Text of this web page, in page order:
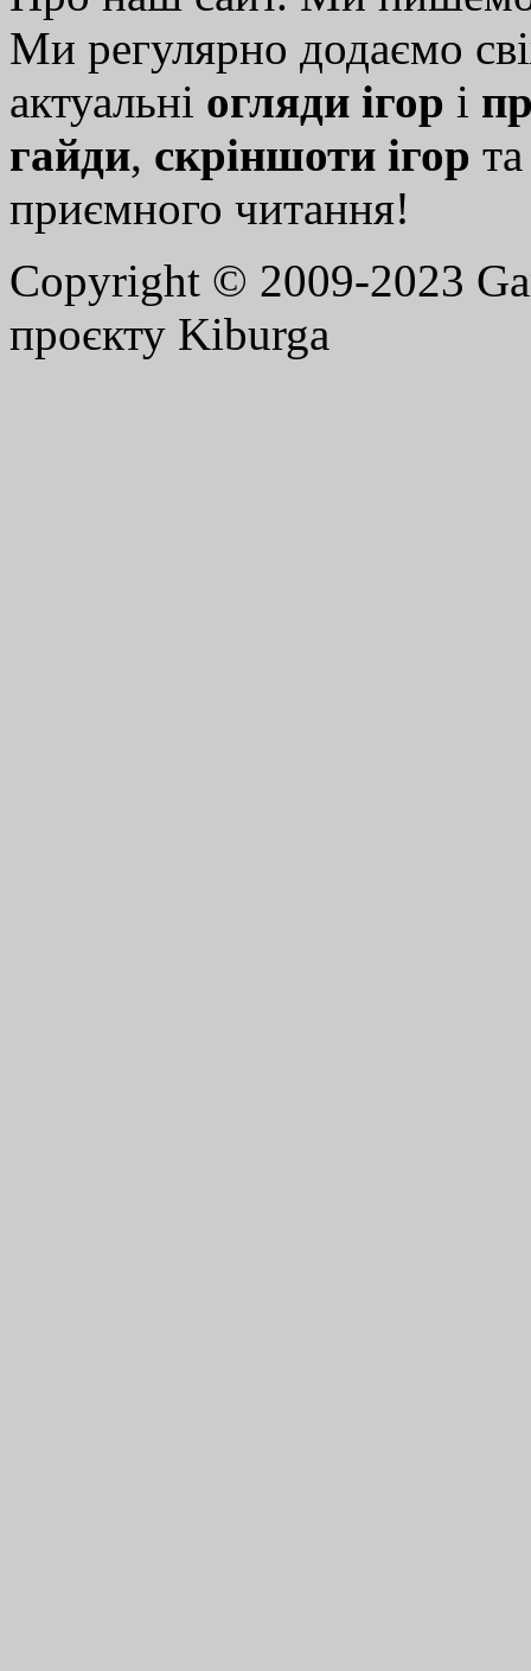
Ми регулярно додаємо
актуальні огляди ігор і
гайди, скріншоти ігор
приємного читання!
Copyright © 2009-2023
проєкту Kiburga